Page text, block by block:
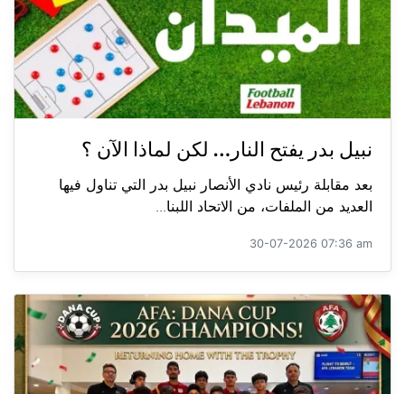
نبيل بدر يفتح النار… لكن لماذا الآن ؟
بعد مقابلة رئيس نادي الأنصار نبيل بدر التي تناول فيها
العديد من الملفات، من الاتحاد اللبنا...
30-07-2026 07:36 am